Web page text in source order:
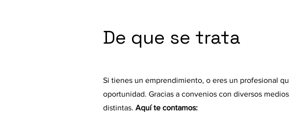
De que se trata
Si tienes un emprendimiento, o eres un profesional
oportunidad. Gracias a convenios con diversos
distintas. Aquí te contamos: